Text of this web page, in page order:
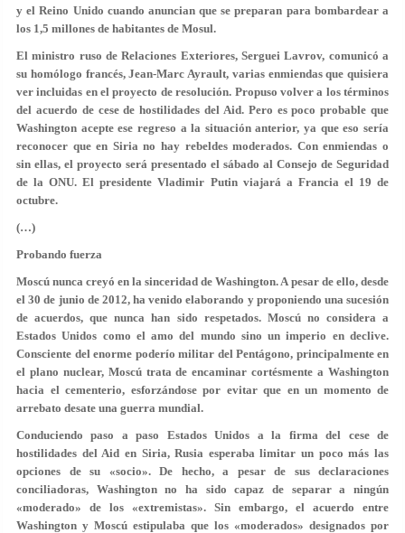
y el Reino Unido cuando anuncian que se preparan para bombardear a
los 1,5 millones de habitantes de Mosul.
El ministro ruso de Relaciones Exteriores, Serguei Lavrov, comunicó a
su homólogo francés, Jean-Marc Ayrault, varias enmiendas que quisiera
ver incluidas en el proyecto de resolución. Propuso volver a los términos
del acuerdo de cese de hostilidades del Aid. Pero es poco probable que
Washington acepte ese regreso a la situación anterior, ya que eso sería
reconocer que en Siria no hay rebeldes moderados. Con enmiendas o
sin ellas, el proyecto será presentado el sábado al Consejo de Seguridad
de la ONU. El presidente Vladimir Putin viajará a Francia el 19 de
octubre.
(…)
Probando fuerza
Moscú nunca creyó en la sinceridad de Washington. A pesar de ello, desde
el 30 de junio de 2012, ha venido elaborando y proponiendo una sucesión
de acuerdos, que nunca han sido respetados. Moscú no considera a
Estados Unidos como el amo del mundo sino un imperio en declive.
Consciente del enorme poderío militar del Pentágono, principalmente en
el plano nuclear, Moscú trata de encaminar cortésmente a Washington
hacia el cementerio, esforzándose por evitar que en un momento de
arrebato desate una guerra mundial.
Conduciendo paso a paso Estados Unidos a la firma del cese de
hostilidades del Aid en Siria, Rusia esperaba limitar un poco más las
opciones de su «socio». De hecho, a pesar de sus declaraciones
conciliadoras, Washington no ha sido capaz de separar a ningún
«moderado» de los «extremistas». Sin embargo, el acuerdo entre
Washington y Moscú estipulaba que los «moderados» designados por